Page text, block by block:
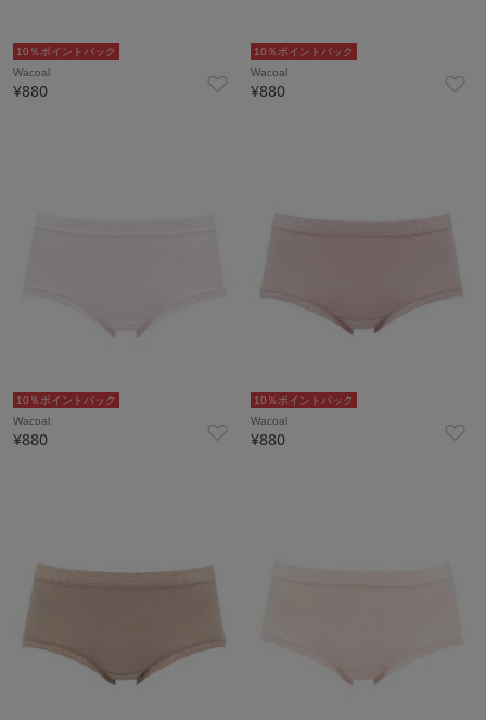
10％ポイントバック
Wacoal
¥880
10％ポイントバック
Wacoal
¥880
10％ポイントバック
Wacoal
¥880
10％ポイントバック
Wacoal
¥880